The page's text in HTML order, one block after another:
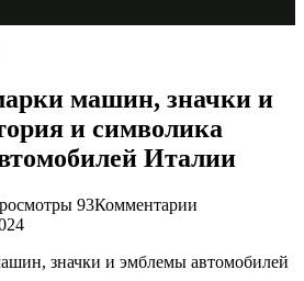
машин, значки и
и символика
Италии
93Комментарии